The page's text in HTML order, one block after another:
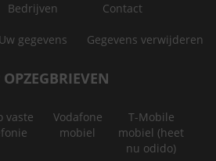
Bedrijven Contact
Uw gegevens Gegevens verwijderen
vaste
Vodafone
mobiel
T-Mobile
mobiel (heet
nu odido)